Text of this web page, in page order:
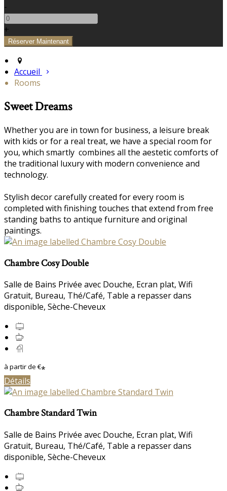
-
+
Accueil
Rooms
Sweet Dreams
Whether you are in town for business, a leisure break
with kids or for a real treat, we have a special room for
you, which smartly combines all the aestetic comforts of
the traditional luxury with modern convenience and
technology.
Stylish decor carefully created for every room is
completed with finishing touches that extend from free
standing baths to antique furniture and original
paintings.
Chambre Cosy Double
Salle de Bains Privée avec Douche, Ecran plat, Wifi
Gratuit, Bureau, Thé/Café, Table a repasser dans
disponible, Sèche-Cheveux
à partir de €*
Détails
Chambre Standard Twin
Salle de Bains Privée avec Douche, Ecran plat, Wifi
Gratuit, Bureau, Thé/Café, Table a repasser dans
disponible, Sèche-Cheveux